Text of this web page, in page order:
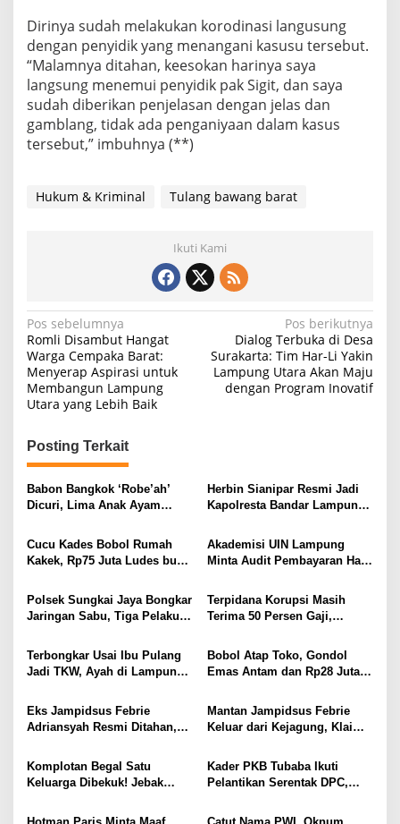
Dirinya sudah melakukan korodinasi langusung
dengan penyidik yang menangani kasusu tersebut.
“Malamnya ditahan, keesokan harinya saya
langsung menemui penyidik pak Sigit, dan saya
sudah diberikan penjelasan dengan jelas dan
gamblang, tidak ada penganiyaan dalam kasus
tersebut,” imbuhnya (**)
Hukum & Kriminal Tulang bawang barat
Ikuti Kami
N
a
v
i
a
s
i
o
Pos sebelumnya
Romli Disambut Hangat
Warga Cempaka Barat:
Menyerap Aspirasi untuk
Membangun Lampung
Utara yang Lebih Baik
Pos berikutnya
Dialog Terbuka di Desa
Surakarta: Tim Har-Li Yakin
Lampung Utara Akan Maju
dengan Program Inovatif
Posting Terkait
Babon Bangkok ‘Robe’ah’
Dicuri, Lima Anak Ayam
Gang Jalaba Kotabumi Heboh
Herbin Sianipar Resmi Jadi
Kapolresta Bandar Lampung,
Prioritas
Cucu Kades Bobol Rumah
Kakek, Rp75 Juta Ludes buat
Ditembak Polisi
Akademisi UIN Lampung
Minta Audit Pembayaran Hak
Kepastian Hukum Tak Boleh
Berlarut
Polsek Sungkai Jaya Bongkar
Jaringan Sabu, Tiga Pelaku
Terpidana Korupsi Masih
Terima 50 Persen Gaji,
Tunggu Keputusan BKN
Terbongkar Usai Ibu Pulang
Jadi TKW, Ayah di Lampung
Kandung Selama Empat
Tahun, Nyaris Diamuk Massa
Bobol Atap Toko, Gondol
Emas Antam dan Rp28 Juta!
Bersama Reskrim Polsek
Kotabumi Kota Bekuk
Komplotan Curat
Eks Jampidsus Febrie
Adriansyah Resmi Ditahan,
Usai Diperiksa Berjam-jam
Mantan Jampidsus Febrie
Keluar dari Kejagung, Klaim
Komplotan Begal Satu
Keluarga Dibekuk! Jebak
Todong Airsoft Gun lalu
Kader PKB Tubaba Ikuti
Pelantikan Serentak DPC,
Perkuat Konsolidasi Partai